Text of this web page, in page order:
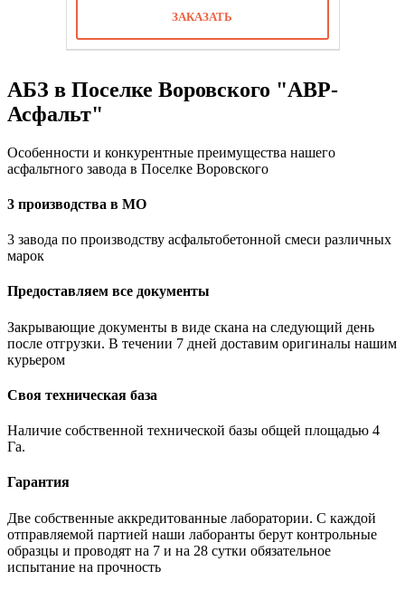
ЗАКАЗАТЬ
АБЗ в Поселке Воровского "АВР-
Асфальт"
Особенности и конкурентные преимущества нашего
асфальтного завода в Поселке Воровского
3 производства в МО
3 завода по производству асфальтобетонной смеси различных
марок
Предоставляем все документы
Закрывающие документы в виде скана на следующий день
после отгрузки. В течении 7 дней доставим оригиналы нашим
курьером
Своя техническая база
Наличие собственной технической базы общей площадью 4
Га.
Гарантия
Две собственные аккредитованные лаборатории. С каждой
отправляемой партией наши лаборанты берут контрольные
образцы и проводят на 7 и на 28 сутки обязательное
испытание на прочность